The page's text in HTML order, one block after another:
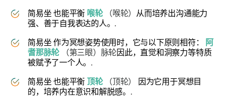
简易坐 也能平衡 喉轮（喉轮） 从而培养出沟通能力
强、善于自我表达的人。.
简易坐 作为冥想姿势使用时，它与以下原则相符：
阿
耆那脉轮 （第三眼）脉轮因此，直觉和洞察力等特质
被赋予了一个人。.
简易坐 也能平衡 顶轮（顶轮）
因为它用于冥想目
的，培养内在意识和解脱感。.